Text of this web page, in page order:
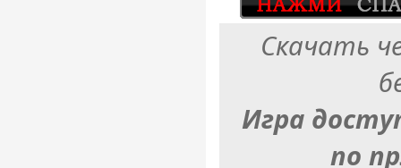
Скачать
Игра
по